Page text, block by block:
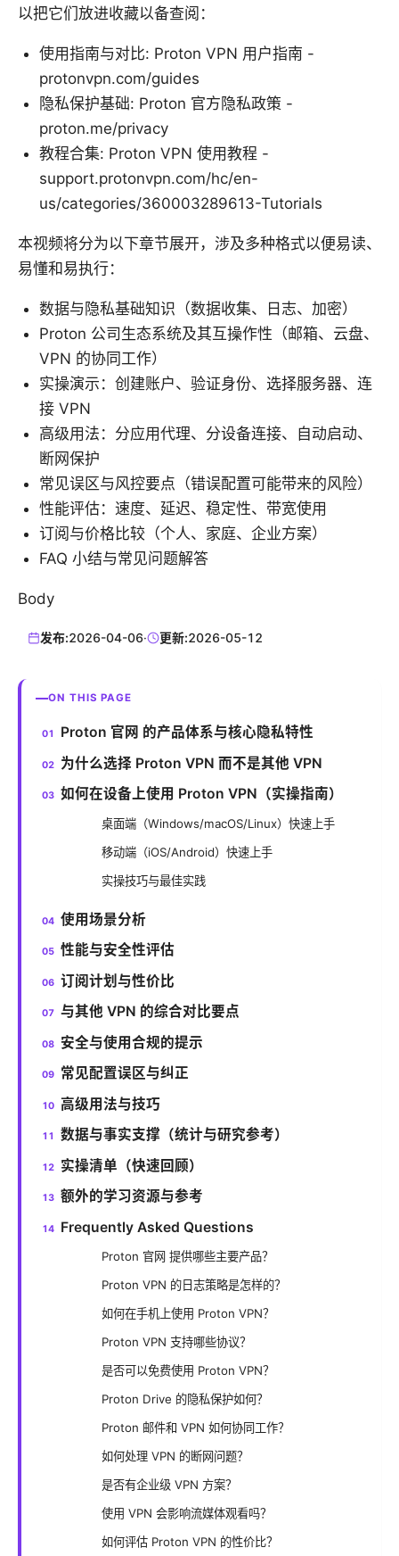
以把它们放进收藏以备查阅：
使用指南与对比: Proton VPN 用户指南 -
protonvpn.com/guides
隐私保护基础: Proton 官方隐私政策 -
proton.me/privacy
教程合集: Proton VPN 使用教程 -
support.protonvpn.com/hc/en-
us/categories/360003289613-Tutorials
本视频将分为以下章节展开，涉及多种格式以便易读、
易懂和易执行：
数据与隐私基础知识（数据收集、日志、加密）
Proton 公司生态系统及其互操作性（邮箱、云盘、
VPN 的协同工作）
实操演示：创建账户、验证身份、选择服务器、连
接 VPN
高级用法：分应用代理、分设备连接、自动启动、
断网保护
常见误区与风控要点（错误配置可能带来的风险）
性能评估：速度、延迟、稳定性、带宽使用
订阅与价格比较（个人、家庭、企业方案）
FAQ 小结与常见问题解答
Body
发布:2026-04-06· 更新:2026-05-12
ON THIS PAGE
Proton 官网 的产品体系与核心隐私特性
为什么选择 Proton VPN 而不是其他 VPN
如何在设备上使用 Proton VPN（实操指南）
桌面端（Windows/macOS/Linux）快速上手
移动端（iOS/Android）快速上手
实操技巧与最佳实践
使用场景分析
性能与安全性评估
订阅计划与性价比
与其他 VPN 的综合对比要点
安全与使用合规的提示
常见配置误区与纠正
高级用法与技巧
数据与事实支撑（统计与研究参考）
实操清单（快速回顾）
额外的学习资源与参考
Frequently Asked Questions
Proton 官网 提供哪些主要产品？
Proton VPN 的日志策略是怎样的？
如何在手机上使用 Proton VPN？
Proton VPN 支持哪些协议？
是否可以免费使用 Proton VPN？
Proton Drive 的隐私保护如何？
Proton 邮件和 VPN 如何协同工作？
如何处理 VPN 的断网问题？
是否有企业级 VPN 方案？
使用 VPN 会影响流媒体观看吗？
如何评估 Proton VPN 的性价比？